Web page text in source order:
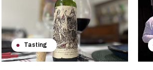
Tasting